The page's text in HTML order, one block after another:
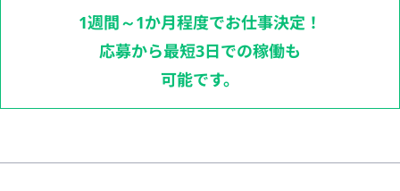
1週間～1か月程度でお仕事決定！
応募から最短3日での稼働も
可能です。